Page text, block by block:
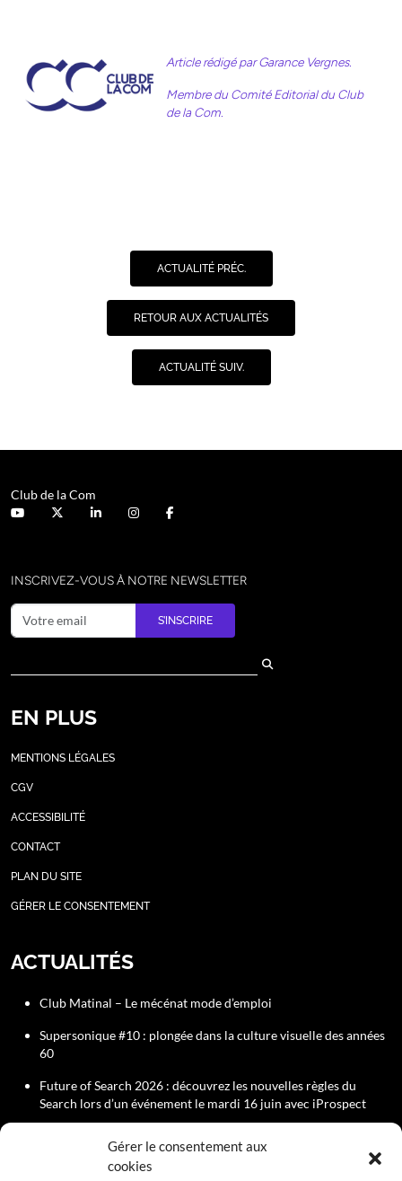
Gérer le consentement aux
cookies
Article rédigé par Garance Vergnes.
Membre du Comité Editorial du Club
de la Com.
ACTUALITÉ PRÉC.
RETOUR AUX ACTUALITÉS
ACTUALITÉ SUIV.
Club de la Com
INSCRIVEZ-VOUS À NOTRE NEWSLETTER
S’INSCRIRE
EN PLUS
MENTIONS LÉGALES
CGV
ACCESSIBILITÉ
CONTACT
PLAN DU SITE
GÉRER LE CONSENTEMENT
ACTUALITÉS
Club Matinal – Le mécénat mode d’emploi
Supersonique #10 : plongée dans la culture visuelle des années
60
Future of Search 2026 : découvrez les nouvelles règles du
Search lors d’un événement le mardi 16 juin avec iProspect